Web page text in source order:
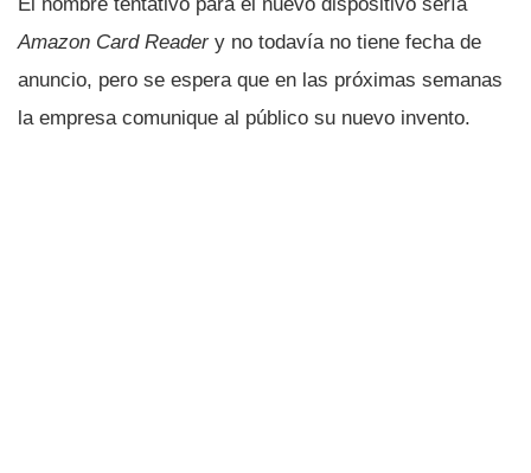
Amazon Card Readery no todaví­a no tiene fecha de
anuncio, pero se espera que en las próximas semanas
la empresa comunique al público su nuevo invento.